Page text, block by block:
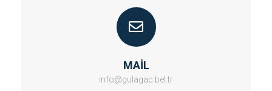
MAİL
info@gulagac.bel.tr